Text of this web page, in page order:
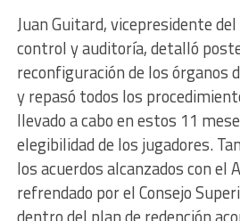
Juan Guitard, vicepresidente
control y auditoría, detalló
reconfiguración de los órganos
y repasó todos los
llevado a cabo en estos 11
elegibilidad de los jugadores.
los acuerdos alcanzados con el
refrendado por el Consejo